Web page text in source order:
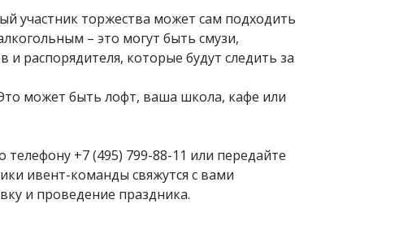
участник торжества может сам подходить
– это могут быть смузи,
распорядителя, которые будут следить за
может быть лофт, ваша школа, кафе или
телефону +7 (495) 799-88-11 или передайте
ивент-команды свяжутся с вами
и проведение праздника.